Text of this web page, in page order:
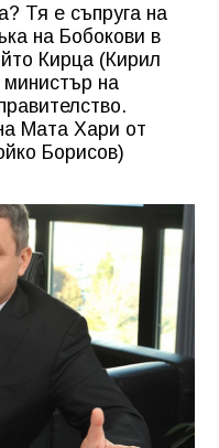
Тя е съпруга на
на Бобокови в
Кирца (Кирил
министър на
Мата Хари от
Борисов)